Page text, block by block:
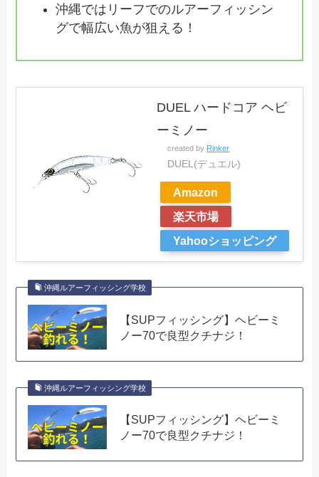
沖縄ではリーフでのルアーフィッシン
グで幅広い魚が狙える！
DUEL ハードコア ヘビ
ーミノー
created by Rinker
DUEL(デュエル)
Amazon
楽天市場
Yahooショッピング
沖縄ルアーフィッシング学校
【SUPフィッシング】ヘビーミ
ノー70で良型クチナジ！
沖縄ルアーフィッシング学校
【SUPフィッシング】ヘビーミ
ノー70で良型クチナジ！